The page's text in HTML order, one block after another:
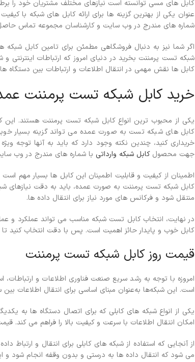
عنوان یکی از بهترین گزینه ها برای ارائه کابل های شبکه با
شماره های مندرج در وب سایت و کارشناسان مجموعه تماس
اگر شما نیز به دنبال فروشگاهی مطمئن برای تامین کابل
شبکه تست پرمننت بخرید در دنیای امروز که ارتباطات اینترنتی
کابل ها نقش مهمی در انتقال اطلاعات و ارتباطات بین دستگاه ها
خرید کابل شبکه تست پرمننت
یکی از محبوب ترین انواع کابل شبکه تست پرمننت هستند. این
کابل های شبکه تست به صورت عمده می تواند گزینه بسیار
خریداری کنید، چندین نکته وجود دارد که باید به آنها توجه
جهت محصول کابل شبکه وارداتی با شماره های مندرج در وب
اطمینان از کیفیت و قابلیت اطمینان این کابل ها بسیار مهم
کابل شبکه تست پرمننت به صورت عمده، باید به دقت نیازهای شبکه
منتقل شود و فرکانس های مورد نیاز برای انتقال داده ها.
در نهایت، انتخاب کابل تست شبکه مناسب می تواند عملکرد و
کابل خوب و پایدار حائز اهمیت است. پس با دقت انتخاب کنید
قیمت روز کابل شبکه تست پرمننت
امروزه با توجه به رشد سریع صنعت فناوری اطلاعات و ارتباطات،
است. این شبکه‌ها به‌عنوان مبنای اساسی برای انتقال اطلاعات
یکی از انواع شبکه های کابلی که برای اتصال دستگاه ها به
امکان انتقال اطلاعات با سرعت و کیفیت بالا را فراهم می
از آنجایی که استفاده از شبکه های کابلی برای انتقال و
می شود که انتقال داده ها به درستی و بدون وقفه انجام شود و